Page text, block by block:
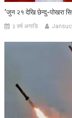
‘जुन २१ देखि छेन्दु-पोखरा
३ वर्ष अगाडि